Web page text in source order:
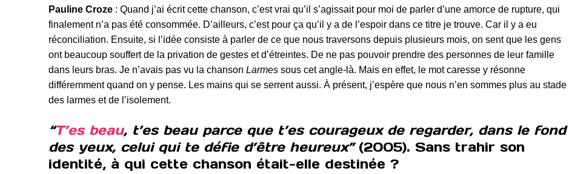
Pauline Croze : Quand j’ai écrit cette chanson, c’est vrai qu’il s’agissait pour moi de parler d’une amorce de rupture, qui
finalement n’a pas été consommée. D’ailleurs, c’est pour ça qu’il y a de l’espoir dans ce titre je trouve. Car il y a eu
réconciliation. Ensuite, si l’idée consiste à parler de ce que nous traversons depuis plusieurs mois, on sent que les gens
ont beaucoup souffert de la privation de gestes et d’étreintes. De ne pas pouvoir prendre des personnes de leur famille
dans leurs bras. Je n’avais pas vu la chanson Larmes sous cet angle-là. Mais en effet, le mot caresse y résonne
différemment quand on y pense. Les mains qui se serrent aussi. À présent, j’espère que nous n’en sommes plus au stade
des larmes et de l’isolement.
“T’es beau, t’es beau parce que t’es courageux de regarder, dans le fond
des yeux, celui qui te défie d’être heureux”(2005). Sans trahir son
identité, à qui cette chanson était-elle destinée ?